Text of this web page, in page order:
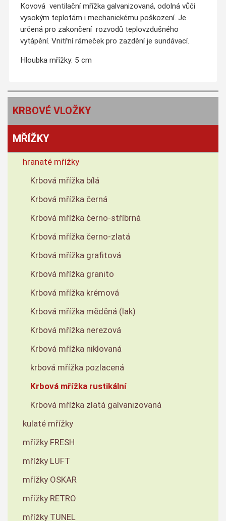
Kovová ventilační mřížka galvanizovaná, odolná vůči
vysokým teplotám i mechanickému poškození. Je
určená pro zakončení rozvodů teplovzdušného
vytápění. Vnitřní rámeček pro zazdění je sundávací.
Hloubka mřížky: 5 cm
KRBOVÉ VLOŽKY
MŘÍŽKY
hranaté mřížky
Krbová mřížka bílá
Krbová mřížka černá
Krbová mřížka černo-stříbrná
Krbová mřížka černo-zlatá
Krbová mřížka grafitová
Krbová mřížka granito
Krbová mřížka krémová
Krbová mřížka měděná (lak)
Krbová mřížka nerezová
Krbová mřížka niklovaná
krbová mřížka pozlacená
Krbová mřížka rustikální
Krbová mřížka zlatá galvanizovaná
kulaté mřížky
mřížky FRESH
mřížky LUFT
mřížky OSKAR
mřížky RETRO
mřížky TUNEL